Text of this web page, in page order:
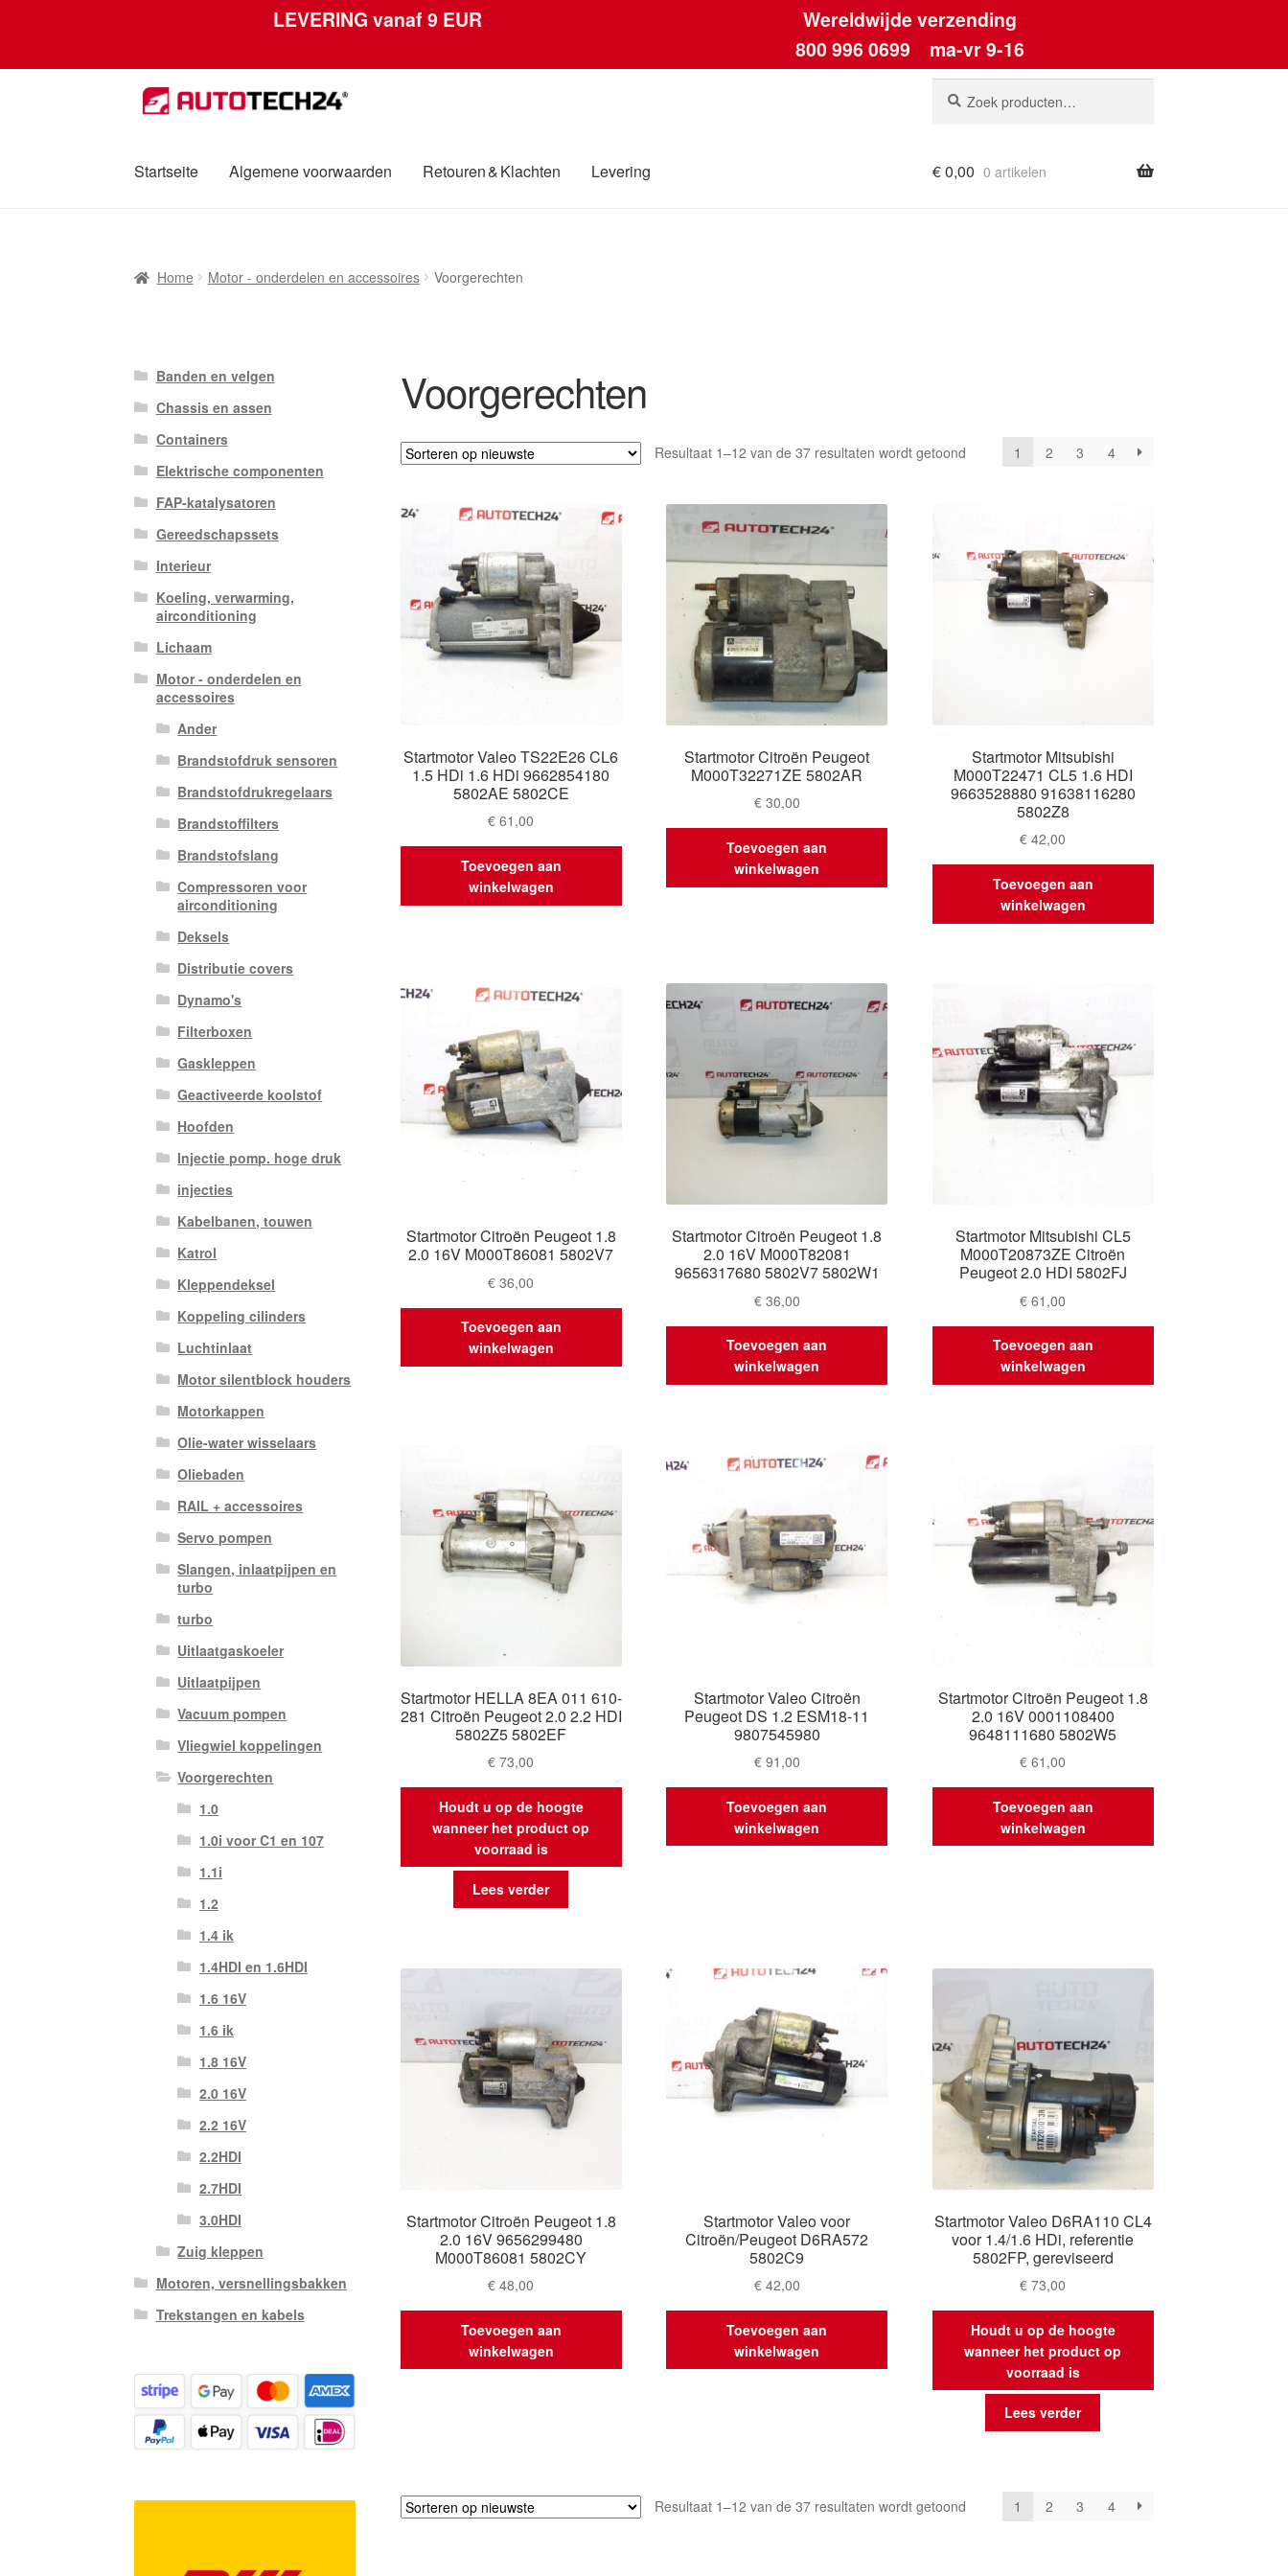
LEVERING vanaf 9 EUR
Wereldwijde verzending
800 996 0699 ma-vr 9-16
Ga
door
navigatie
Ga
naar
inhoud
naar:
Startseite Algemene voorwaarden Retouren & Klachten Levering
Over ons PrivacybeleidWereldwijde verzendingWinkelwagen
€0,00 0 artikelen
Home Motor - onderdelen en accessoires Voorgerechten
Voorgerechten
Resultaat 1–12 van de 37 resultaten wordt getoondGesorteerd
1 2 3 4
Startmotor Valeo TS22E26 CL6
1.5 HDi 1.6 HDi 9662854180
5802AE 5802CE
€ 61,00
Toevoegen aan
winkelwagen
Startmotor Citroën Peugeot
M000T32271ZE 5802AR
€30,00
Toevoegen aan
winkelwagen
Startmotor Mitsubishi
M000T22471 CL5 1.6 HDI
9663528880 91638116280
5802Z8
€ 42,00
Toevoegen aan
winkelwagen
Startmotor Citroën Peugeot 1.8
2.0 16V M000T86081 5802V7
€ 36,00
Toevoegen aan
winkelwagen
Startmotor Citroën Peugeot 1.8
2.0 16V M000T82081
9656317680 5802V7 5802W1
€36,00
Toevoegen aan
winkelwagen
Startmotor Mitsubishi CL5
M000T20873ZE Citroën
Peugeot 2.0 HDI 5802FJ
€ 61,00
Toevoegen aan
winkelwagen
Startmotor HELLA 8EA 011 610-
281 Citroën Peugeot 2.0 2.2 HDI
5802Z5 5802EF
€ 73,00
Houdt u op de hoogte
wanneer het product op
voorraad is
Lees verder
Startmotor Valeo Citroën
Peugeot DS 1.2 ESM18-11
9807545980
€91,00
Toevoegen aan
winkelwagen
Startmotor Citroën Peugeot 1.8
2.0 16V 0001108400
9648111680 5802W5
€ 61,00
Toevoegen aan
winkelwagen
Startmotor Citroën Peugeot 1.8
2.0 16V 9656299480
M000T86081 5802CY
€ 48,00
Toevoegen aan
winkelwagen
Startmotor Valeo voor
Citroën/Peugeot D6RA572
5802C9
€42,00
Toevoegen aan
winkelwagen
Startmotor Valeo D6RA110 CL4
voor 1.4/1.6 HDi, referentie
5802FP, gereviseerd
€ 73,00
Houdt u op de hoogte
wanneer het product op
voorraad is
Lees verder
Resultaat 1–12 van de 37 resultaten wordt getoondGesorteerd
1 2 3 4
Banden en velgen
Chassis en assen
Containers
Elektrische componenten
FAP-katalysatoren
Gereedschapssets
Interieur
Koeling, verwarming,
airconditioning
Lichaam
Motor - onderdelen en
accessoires
Ander
Brandstofdruk sensoren
Brandstofdrukregelaars
Brandstoffilters
Brandstofslang
Compressoren voor
airconditioning
Deksels
Distributie covers
Dynamo's
Filterboxen
Gaskleppen
Geactiveerde koolstof
Hoofden
Injectie pomp. hoge druk
injecties
Kabelbanen, touwen
Katrol
Kleppendeksel
Koppeling cilinders
Luchtinlaat
Motor silentblock houders
Motorkappen
Olie-water wisselaars
Oliebaden
RAIL + accessoires
Servo pompen
Slangen, inlaatpijpen en
turbo
turbo
Uitlaatgaskoeler
Uitlaatpijpen
Vacuum pompen
Vliegwiel koppelingen
Voorgerechten
1.0
1.0i voor C1 en 107
1.1i
1.2
1.4 ik
1.4HDI en 1.6HDI
1.6 16V
1.6 ik
1.8 16V
2.0 16V
2.2 16V
2.2HDI
2.7HDI
3.0HDI
Zuig kleppen
Motoren, versnellingsbakken
Trekstangen en kabels